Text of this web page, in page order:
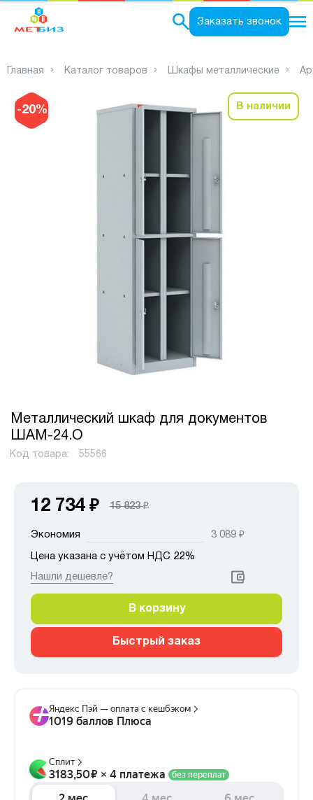
Заказать звонок
Главная Каталог товаров Шкафы металлические
-20% В наличии
Металлический шкаф для документов
ШАМ-24.О
Код товара: 55566
12 734 ₽ 15 823₽
Экономия 3 089 ₽
Цена указана с учётом НДС 22%
Нашли дешевле?
В корзину
Быстрый заказ